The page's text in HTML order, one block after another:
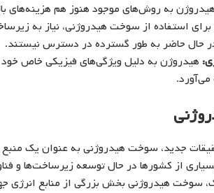
به روش‌های موجود هنوز هم هزینه‌های
برای استفاده از سوخت هیدروژنی، نیاز به
حال حاضر به طور گسترده در دسترس نیستند.
هیدروژن به دلیل ویژگی‌های فیزیکی خاص
می‌آورد.
جدید، سوخت هیدروژنی به عنوان یک
از کشورها در حال توسعه زیرساخت‌ها و
سوخت هیدروژنی بخش بزرگی از منابع انرژی